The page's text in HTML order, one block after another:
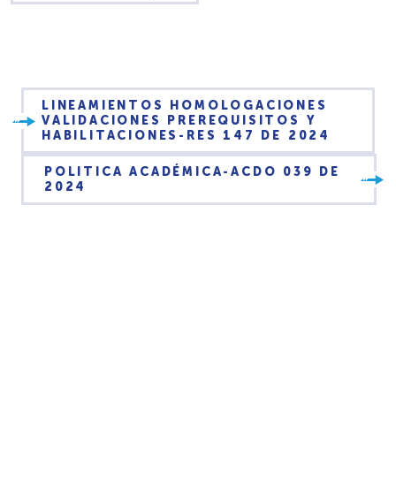
LINEAMIENTOS HOMOLOGACIONES
VALIDACIONES PREREQUISITOS Y
HABILITACIONES-RES 147 DE 2024
POLITICA ACADÉMICA-ACDO 039 DE
2024